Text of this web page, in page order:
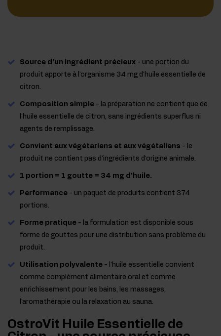
Source d'un ingrédient précieux - une portion du
produit apporte à l'organisme 34 mg d'huile essentielle de
citron.
Composition simple - la préparation ne contient que de
l'huile essentielle de citron, sans ingrédients superflus ni
agents de remplissage.
Convient aux végétariens et aux végétaliens - le
produit ne contient pas d'ingrédients d'origine animale.
1 portion = 1 goutte = 34 mg d'huile.
Performance - un paquet de produits contient 374
portions.
Forme pratique - la formulation est disponible sous
forme de gouttes pour une distribution sans problème du
produit.
Utilisation polyvalente - l'huile essentielle convient
comme complément alimentaire oral et comme
enrichissement pour les bains, les massages,
l'aromathérapie ou la relaxation au sauna.
OstroVit Huile Essentielle de